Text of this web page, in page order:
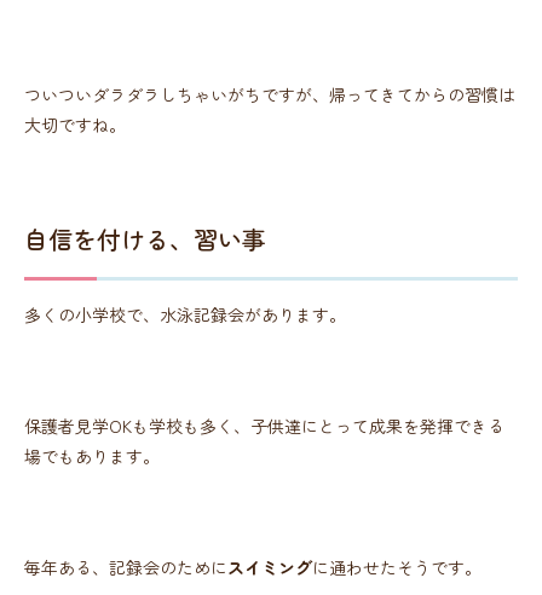
ついついダラダラしちゃいがちですが、帰ってきてからの習慣は
大切ですね。
自信を付ける、習い事
多くの小学校で、水泳記録会があります。
保護者見学OKも学校も多く、子供達にとって成果を発揮できる
場でもあります。
毎年ある、記録会のためにスイミングに通わせたそうです。